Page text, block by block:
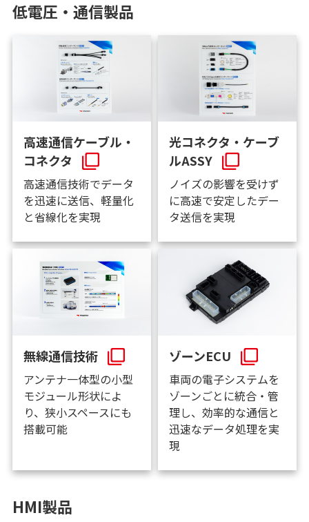
低電圧・通信製品
高速通信ケーブル・
コネクタ
高速通信技術でデータ
を迅速に送信、軽量化
と省線化を実現
光コネクタ・ケーブ
ルASSY
ノイズの影響を受けず
に高速で安定したデー
タ送信を実現
無線通信技術
アンテナ一体型の小型
モジュール形状によ
り、狭小スペースにも
搭載可能
ゾーンECU
車両の電子システムを
ゾーンごとに統合・管
理し、効率的な通信と
迅速なデータ処理を実
現
HMI製品